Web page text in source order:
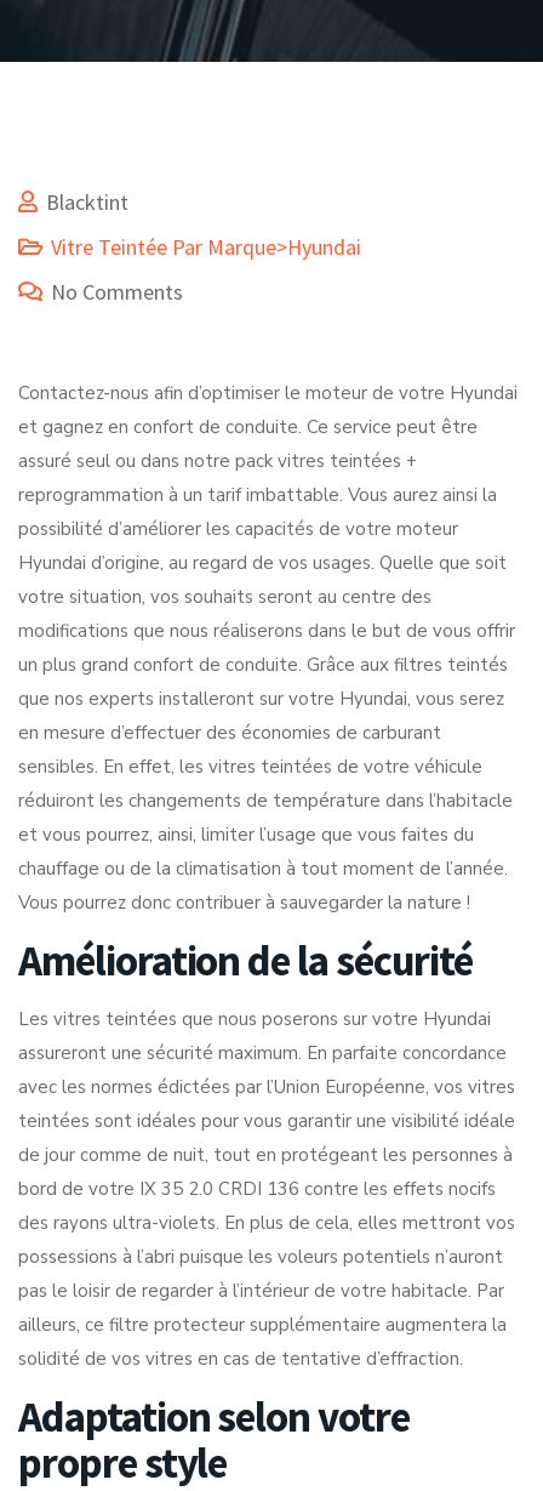
Blacktint
Vitre Teintée Par Marque>Hyundai
No Comments
Contactez-nous afin d’optimiser le moteur de votre Hyundai
et gagnez en confort de conduite. Ce service peut être
assuré seul ou dans notre pack vitres teintées +
reprogrammation à un tarif imbattable. Vous aurez ainsi la
possibilité d’améliorer les capacités de votre moteur
Hyundai d’origine, au regard de vos usages. Quelle que soit
votre situation, vos souhaits seront au centre des
modifications que nous réaliserons dans le but de vous offrir
un plus grand confort de conduite. Grâce aux filtres teintés
que nos experts installeront sur votre Hyundai, vous serez
en mesure d’effectuer des économies de carburant
sensibles. En effet, les vitres teintées de votre véhicule
réduiront les changements de température dans l’habitacle
et vous pourrez, ainsi, limiter l’usage que vous faites du
chauffage ou de la climatisation à tout moment de l’année.
Vous pourrez donc contribuer à sauvegarder la nature !
Amélioration de la sécurité
Les vitres teintées que nous poserons sur votre Hyundai
assureront une sécurité maximum. En parfaite concordance
avec les normes édictées par l’Union Européenne, vos vitres
teintées sont idéales pour vous garantir une visibilité idéale
de jour comme de nuit, tout en protégeant les personnes à
bord de votre IX 35 2.0 CRDI 136 contre les effets nocifs
des rayons ultra-violets. En plus de cela, elles mettront vos
possessions à l’abri puisque les voleurs potentiels n’auront
pas le loisir de regarder à l’intérieur de votre habitacle. Par
ailleurs, ce filtre protecteur supplémentaire augmentera la
solidité de vos vitres en cas de tentative d’effraction.
Adaptation selon votre
propre style